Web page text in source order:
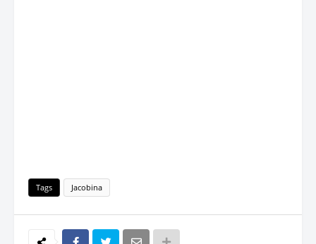
Tags Jacobina